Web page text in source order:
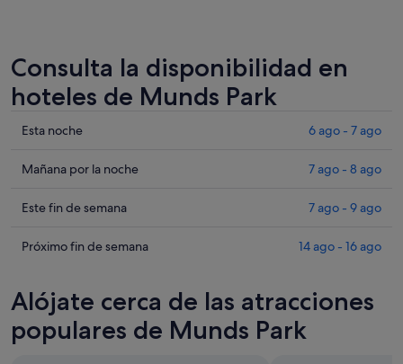
Consulta la disponibilidad en
hoteles de Munds Park
Comprueba
precios
Munds
para
6
-
Esta noche 6 ago - 7 ago
Comprueba
precios
Munds
mañana
la
Mañana por la noche 7 ago - 8 ago
Comprueba
precios
Park
para
este
Este fin de semana 7 ago - 9 ago
Comprueba
en
Munds
Park
Próximo fin de semana 14 ago - 16 ago
Alójate cerca de las atracciones
populares de Munds Park